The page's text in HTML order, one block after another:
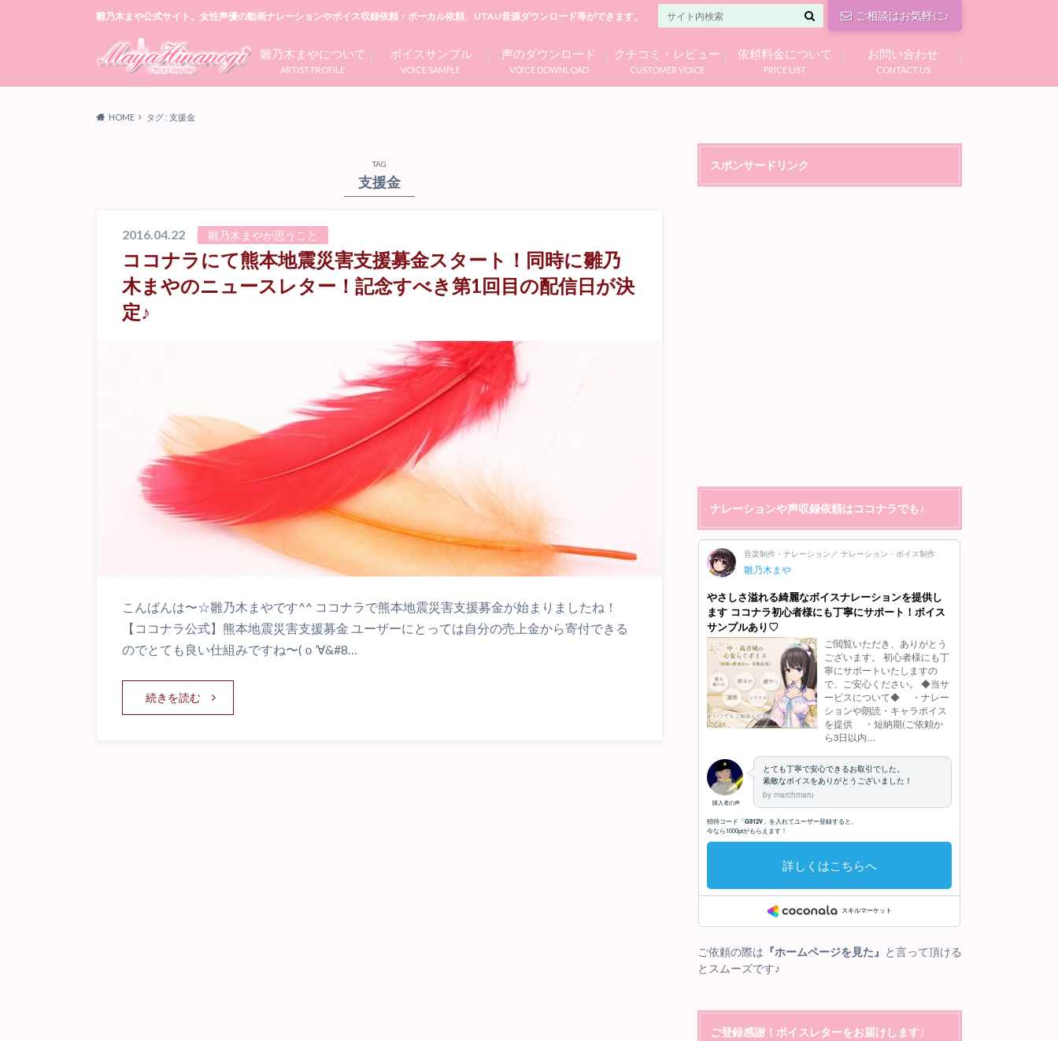
雛乃木まや公式サイト。女性声優の動画ナレーションやボイス収録依頼・ボーカル依頼、UTAU音源ダウンロード等ができます。 ご相談はお気軽に♪
ARTIST PROFILE
雛乃木まやについて
VOICE SAMPLE
ボイスサンプル
VOICE DOWNLOAD
声のダウンロード
CUSTOMER VOICE
クチコミ・レビュー
PRICE LIST
依頼料金について
CONTACT US
お問い合わせ
HOME タグ : 支援金
TAG
支援金
2016.04.22 雛乃木まやが思うこと
ココナラにて熊本地震災害支援募金スタート！同時に雛乃
木まやのニュースレター！記念すべき第1回目の配信日が決
定♪
こんばんは〜☆雛乃木まやです^^ ココナラで熊本地震災害支援募金が始まりましたね！
【ココナラ公式】熊本地震災害支援募金 ユーザーにとっては自分の売上金から寄付できる
のでとても良い仕組みですね〜(ｏ’∀&#8…
続きを読む
スポンサードリンク
ナレーションや声収録依頼はココナラでも♪
ご依頼の際は 『ホームページを見た』 と言って頂ける
とスムーズです♪
ご登録感謝！ボイスレターをお届けします♪